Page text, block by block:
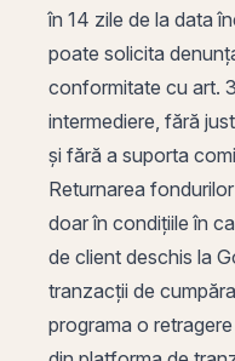
în 14 zile de la data
poate solicita
conformitate cu art.
intermediere, fără
și fără a suporta
Returnarea
doar în condițiile în
de client deschis la
tranzacții de
programa o